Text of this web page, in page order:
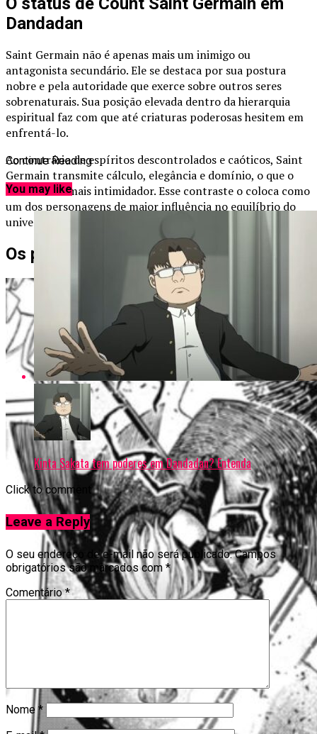
Dandadan
Saint Germain não é apenas mais um inimigo ou
antagonista secundário. Ele se destaca por sua postura
nobre e pela autoridade que exerce sobre outros seres
sobrenaturais. Sua posição elevada dentro da hierarquia
espiritual faz com que até criaturas poderosas hesitem em
enfrentá-lo.
Ao contrário de espíritos descontrolados e caóticos, Saint
Germain transmite cálculo, elegância e domínio, o que o
torna ainda mais intimidador. Esse contraste o coloca como
um dos personagens de maior influência no equilíbrio do
universo de Dandadan.
Os poderes de Count Saint Germain
Continue Reading
You may like
Kinta Sakata tem poderes em Dandadan? Entenda
Click to comment
Leave a Reply
O seu endereço de e-mail não será publicado. Campos
obrigatórios são marcados com *
Comentário*
Nome*